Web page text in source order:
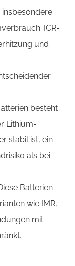
insbesondere
ICR-
und
besteht
Lithium-
stabil ist, ein
als bei
Batterien
wie IMR,
mit